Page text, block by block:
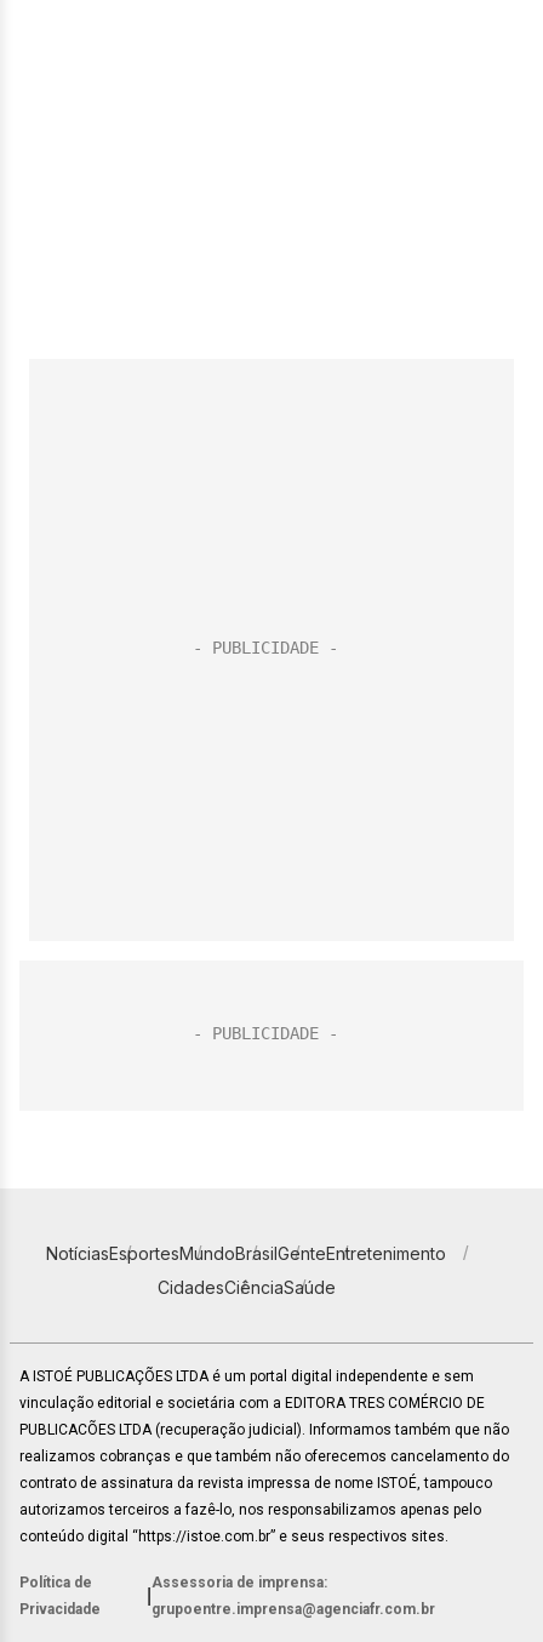
NotíciasEsportesMundoBrasilGenteEntretenimento
CidadesCiênciaSaúde
A ISTOÉ PUBLICAÇÕES LTDA é um portal digital independente e sem
vinculação editorial e societária com a EDITORA TRES COMÉRCIO DE
PUBLICACÕES LTDA (recuperação judicial). Informamos também que não
realizamos cobranças e que também não oferecemos cancelamento do
contrato de assinatura da revista impressa de nome ISTOÉ, tampouco
autorizamos terceiros a fazê-lo, nos responsabilizamos apenas pelo
conteúdo digital “https://istoe.com.br” e seus respectivos sites.
Política de
Privacidade
Assessoria de imprensa:
grupoentre.imprensa@agenciafr.com.br